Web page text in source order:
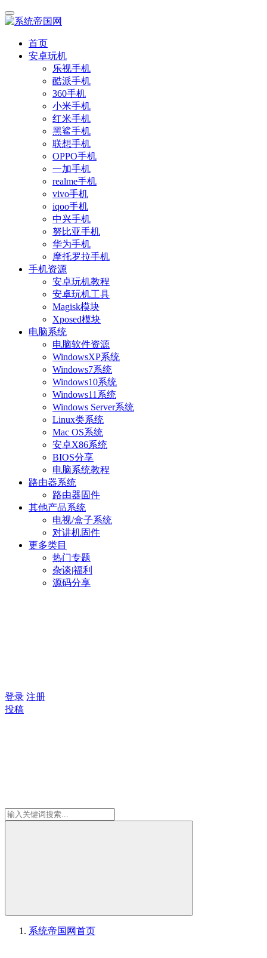
首页
安卓玩机
乐视手机
酷派手机
360手机
小米手机
红米手机
黑鲨手机
联想手机
OPPO手机
一加手机
realme手机
vivo手机
iqoo手机
中兴手机
努比亚手机
华为手机
摩托罗拉手机
手机资源
安卓玩机教程
安卓玩机工具
Magisk模块
Xposed模块
电脑系统
电脑软件资源
WindowsXP系统
Windows7系统
Windows10系统
Windows11系统
Windows Server系统
Linux类系统
Mac OS系统
安卓X86系统
BIOS分享
电脑系统教程
路由器系统
路由器固件
其他产品系统
电视/盒子系统
对讲机固件
更多类目
热门专题
杂谈|福利
源码分享
登录 注册
投稿
系统帝国网首页